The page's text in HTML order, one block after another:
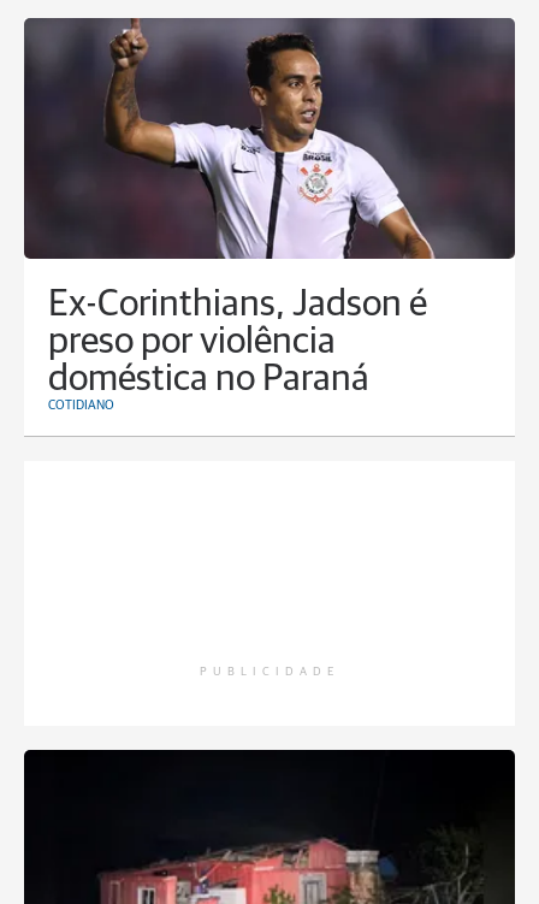
Ex-Corinthians, Jadson é
preso por violência
doméstica no Paraná
COTIDIANO
PUBLICIDADE